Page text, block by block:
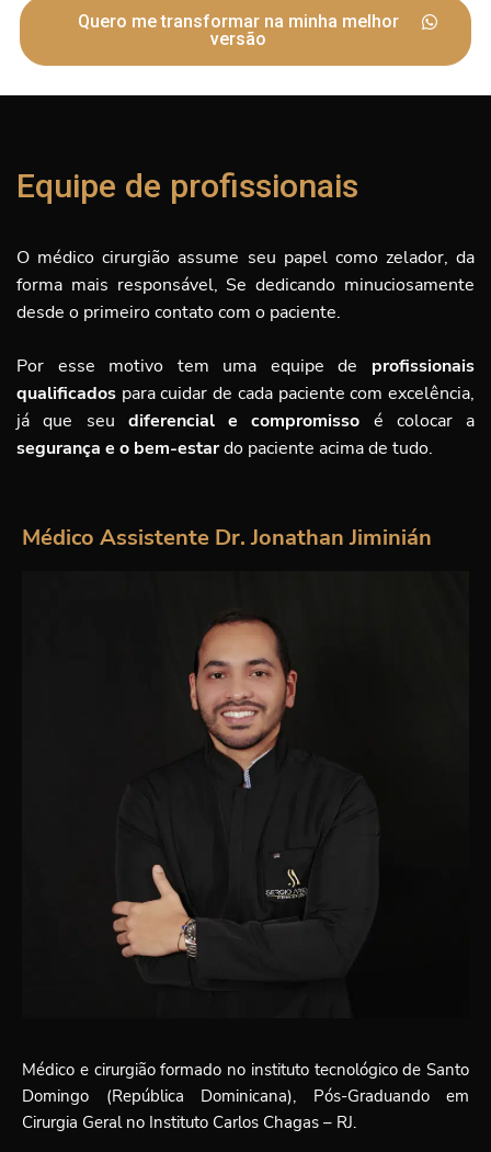
Quero me transformar na minha melhor
versão
Equipe de profissionais
O médico cirurgião assume seu papel como zelador, da
forma mais responsável, Se dedicando minuciosamente
desde o primeiro contato com o paciente.
Por esse motivo tem uma equipe de profissionais
qualificados para cuidar de cada paciente com excelência,
já que seu diferencial e compromisso é colocar a
segurança e o bem-estardo paciente acima de tudo.
Médico Assistente Dr. Jonathan Jiminián
Médico e cirurgião formado no instituto tecnológico de Santo
Domingo (República Dominicana), Pós-Graduando em
Cirurgia Geral no Instituto Carlos Chagas – RJ.